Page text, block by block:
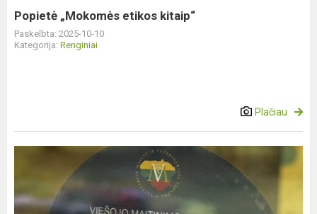
Popietė „Mokomės etikos kitaip“
Paskelbta: 2025-10-10
Kategorija: Renginiai
Plačiau
valgykla
puikios